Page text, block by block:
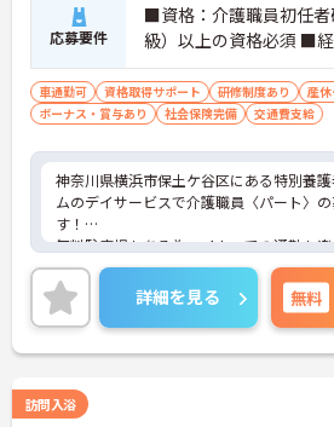
応募要件
■資格：介護職員初任
級）以上の資格必須 ■
車通勤可 資格取得サポート 研修制度あり
産
ボーナス・賞与あり
社会保険完備 交通費支給
神奈川県横浜市保土ケ谷区にある特別養
ムのデイサービスで介護職員〈パート〉
す！
無料駐車場もある為マイカーでの通勤も
勤のみのお仕事です！
丁寧な研修とフォロー体制で、経験に関わ
してスタートできます。
昇給、賞与があるのも嬉しいポイントで
こちらの求人にご興味がございましたら
ます。
詳細を見る 無料
訪問入浴